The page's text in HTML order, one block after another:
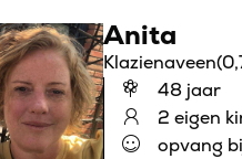
Anita
Klazienaveen
48 jaar
2 eigen
opvang